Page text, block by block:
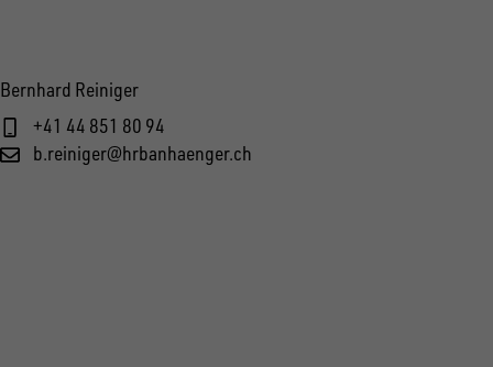
Bernhard Reiniger
+41 44 851 80 94
b.reiniger@hrbanhaenger.ch